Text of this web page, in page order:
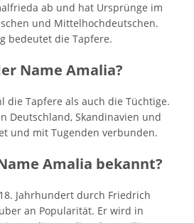
ab und hat Ursprünge im
und Mittelhochdeutschen.
bedeutet die Tapfere.
Name Amalia?
die Tapfere als auch die Tüchtige.
Deutschland, Skandinavien und
und mit Tugenden verbunden.
Amalia bekannt?
Jahrhundert durch Friedrich
an Popularität. Er wird in